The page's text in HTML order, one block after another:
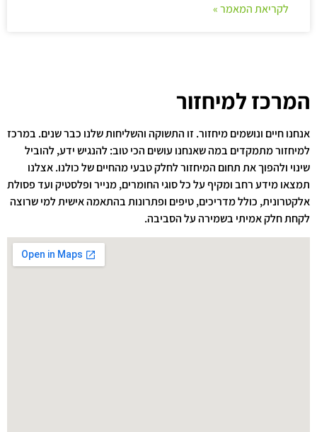
לקריאת המאמר »
המרכז למיחזור
אנחנו חיים ונושמים מיחזור. זו התשוקה והשליחות שלנו כבר שנים. במרכז
למיחזור מתמקדים במה שאנחנו עושים הכי טוב: להנגיש ידע, להוביל
שינוי ולהפוך את תחום המיחזור לחלק טבעי מהחיים של כולנו. אצלנו
תמצאו מידע רחב ומקיף על כל סוגי החומרים, מנייר ופלסטיק ועד פסולת
אלקטרונית, כולל מדריכים, טיפים ופתרונות בהתאמה אישית למי שרוצה
לקחת חלק אמיתי בשמירה על הסביבה.